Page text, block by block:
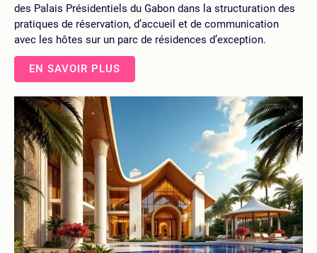
des Palais Présidentiels du Gabon dans la structuration des
pratiques de réservation, d’accueil et de communication
avec les hôtes sur un parc de résidences d’exception.
EN SAVOIR PLUS